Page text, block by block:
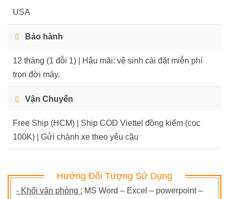
USA
Bảo hành
12 tháng (1 đỗi 1) | Hậu mãi: vệ sinh cài đặt miễn phí
trọn đời máy.
Vận Chuyển
Free Ship (HCM) | Ship COD Viettel đồng kiểm (cọc
100K) | Gửi chành xe theo yêu cầu
Hướng Đối Tượng Sử Dụng
- Khối văn phòng : MS Word – Excel – powerpoint –